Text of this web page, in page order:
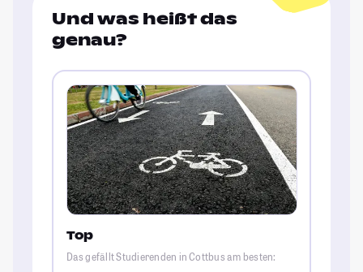
Und was heißt das
genau?
Top
Das gefällt Studierenden in Cottbus am besten: